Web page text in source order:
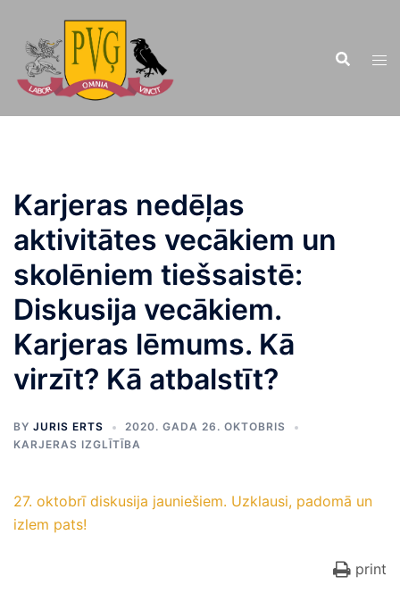
saturu
Karjeras nedēļas
aktivitātes vecākiem un
skolēniem tiešsaistē:
Diskusija vecākiem.
Karjeras lēmums. Kā
virzīt? Kā atbalstīt?
BY JURIS ERTS
2020. GADA 26. OKTOBRIS
KARJERAS IZGLĪTĪBA
27. oktobrī diskusija jauniešiem. Uzklausi, padomā un
izlem pats!
print